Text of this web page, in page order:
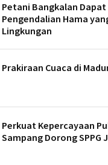
Petani Bangkalan
Pengendalian Hama
Lingkungan
Prakiraan Cuaca di
Perkuat Kepercayaan
Sampang Dorong SPPG